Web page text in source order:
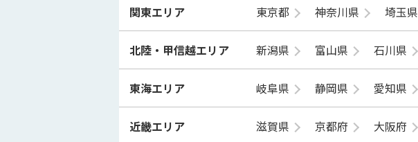
関東エリア 東京都 神奈川県 埼玉県
北陸・甲信越エリア 新潟県 富山県 石川県
東海エリア 岐阜県 静岡県 愛知県
近畿エリア 滋賀県 京都府 大阪府